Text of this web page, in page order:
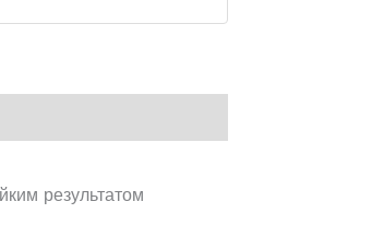
результатом